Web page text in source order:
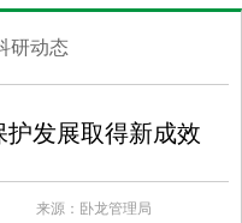
研动态
发展取得新成效
来源：卧龙管理局